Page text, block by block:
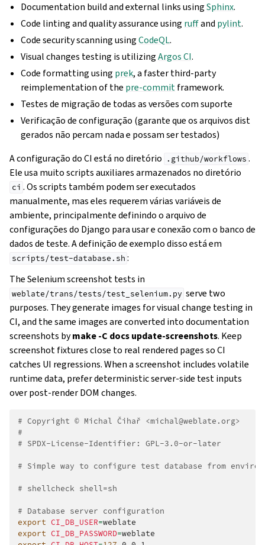
Documentation build and external links usingSphinx.
Code linting and quality assurance using ruffand pylint.
Code security scanning usingCodeQL.
Visual changes testing is utilizingArgos CI.
Code formatting using prek, a faster third-party
reimplementation of the pre-commitframework.
Testes de migração de todas as versões com suporte
Verificação de configuração (garante que os arquivos dist
gerados não percam nada e possam ser testados)
A configuração do CI está no diretório
.github/workflows .
Ele usa muito scripts auxiliares armazenados no diretório
ci . Os scripts também podem ser executados
manualmente, mas eles requerem várias variáveis de
ambiente, principalmente definindo o arquivo de
configurações do Django para usar e conexão com o banco de
dados de teste. A definição de exemplo disso está em
scripts/test-database.sh :
The Selenium screenshot tests in
weblate/trans/tests/test_selenium.py serve two
purposes. They generate images for visual change testing in
CI, and the same images are converted into documentation
screenshots bymake -C docs update-screenshots. Keep
screenshot fixtures close to real rendered pages so CI
catches UI regressions. When a screenshot includes volatile
runtime data, prefer deterministic server-side test inputs
over post-render DOM changes.
# Copyright © Michal Čihař <michal@weblate.org>
#
# SPDX-License-Identifier: GPL-3.0-or-later
# Simple way to configure test database from
# shellcheck shell=sh
# Database server configuration
export CI_DB_USER=
export CI_DB_PASSWORD=